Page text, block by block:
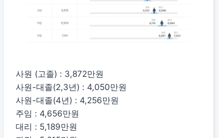
사원 (고졸) : 3,872만원
사원-대졸(2,3년) : 4,050만원
사원-대졸(4년) : 4,256만원
주임 : 4,656만원
대리 : 5,189만원